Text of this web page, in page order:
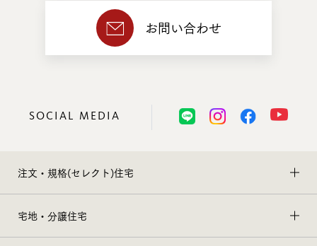
お問い合わせ
SOCIAL MEDIA
注文・規格(セレクト)住宅
宅地・分譲住宅